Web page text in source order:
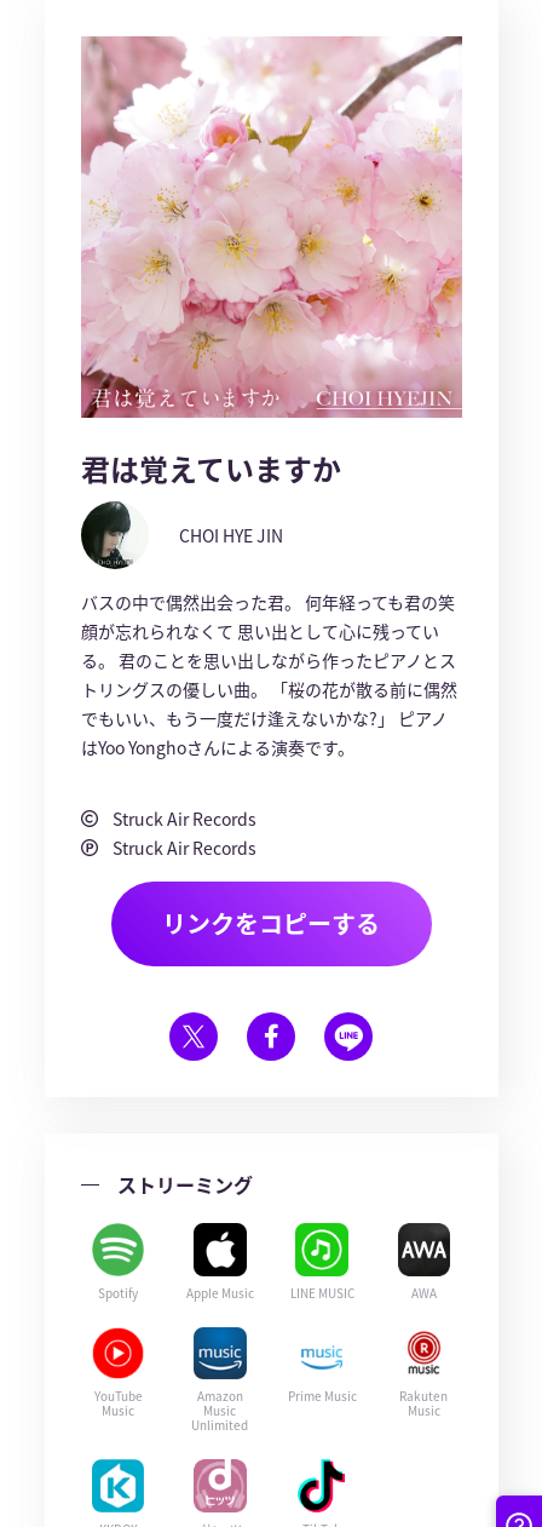
君は覚えていますか
CHOI HYE JIN
バスの中で偶然出会った君。 何年経っても君の笑
顔が忘れられなくて 思い出として心に残ってい
る。 君のことを思い出しながら作ったピアノとス
トリングスの優しい曲。 「桜の花が散る前に偶然
でもいい、もう一度だけ逢えないかな?」 ピアノ
はYoo Yonghoさんによる演奏です。
Struck Air Records
Struck Air Records
リンクをコピーする
ストリーミング
Spotify Apple Music LINE MUSIC AWA
YouTube
Music
Amazon
Music
Unlimited
Prime Music
Rakuten
Music